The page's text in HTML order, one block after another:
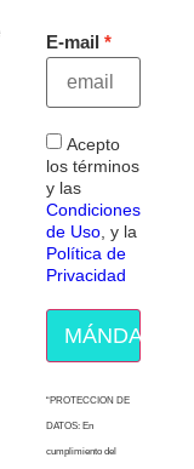
E-mail
Acepto
los términos
y las
Condiciones
de Uso, y la
Política de
Privacidad
MÁNDAME
“PROTECCION DE
DATOS: En
cumplimiento del